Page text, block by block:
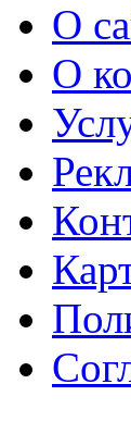
О
О